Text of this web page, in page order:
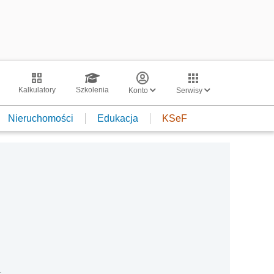
Kalkulatory Szkolenia Konto Serwisy
Nieruchomości Edukacja KSeF